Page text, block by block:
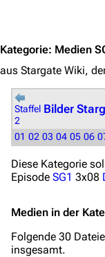
Kategorie: Medien
aus Stargate Wiki,
Staffel
2
Bilder
01 02 03 04 05 06
Diese Kategorie
Episode SG1 3x08
Medien in der
Folgende 30
insgesamt.